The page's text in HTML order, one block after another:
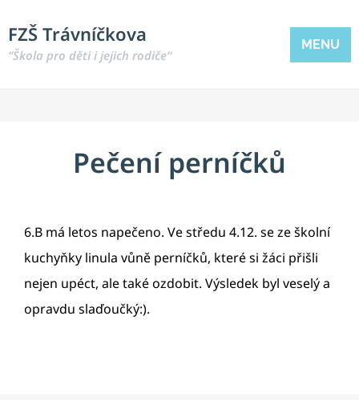
FZŠ Trávníčkova
“Škola pro děti i jejich rodiče“
MENU
Pečení perníčků
6.B má letos napečeno. Ve středu 4.12. se ze školní
kuchyňky linula vůně perníčků, které si žáci přišli
nejen upéct, ale také ozdobit. Výsledek byl veselý a
opravdu slaďoučký:).